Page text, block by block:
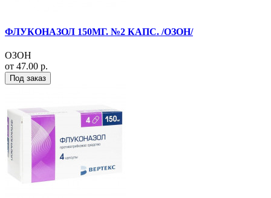
ФЛУКОНАЗОЛ 150МГ. №2 КАПС. /ОЗОН/
ОЗОН
от 47.00 р.
Под заказ